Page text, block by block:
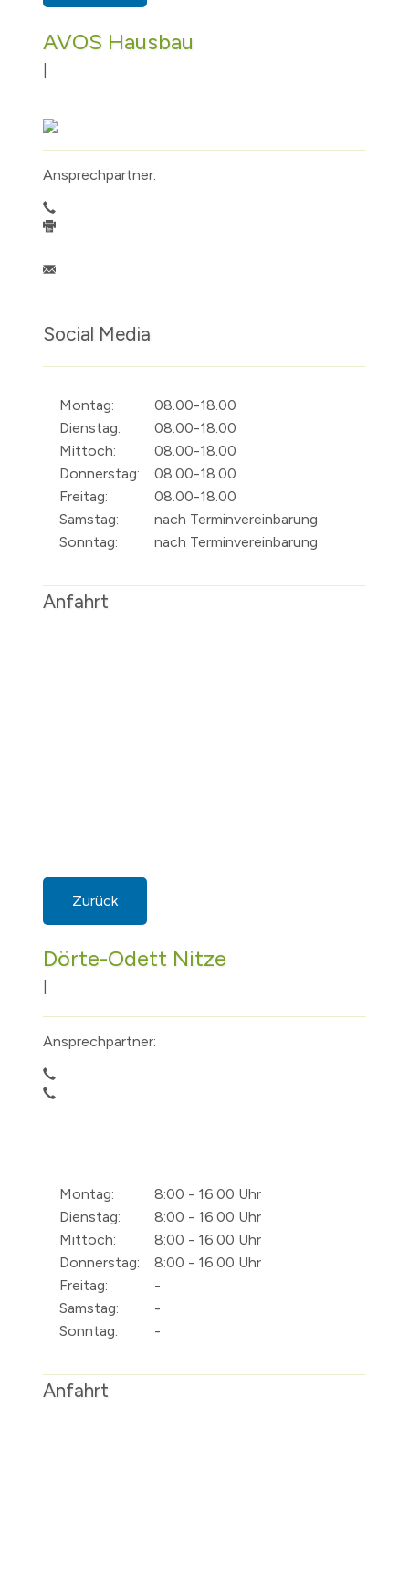
AVOS Hausbau
Ansprechpartner:
Social Media
Montag:
08.00-18.00
Dienstag:
08.00-18.00
Mittoch:
08.00-18.00
Donnerstag:
08.00-18.00
Freitag:
08.00-18.00
Samstag:
nach Terminvereinbarung
Sonntag:
nach Terminvereinbarung
Anfahrt
Zurück
Dörte-Odett Nitze
Ansprechpartner:
Montag:
8:00 - 16:00 Uhr
Dienstag:
8:00 - 16:00 Uhr
Mittoch:
8:00 - 16:00 Uhr
Donnerstag:
8:00 - 16:00 Uhr
Freitag:
-
Samstag:
-
Sonntag:
-
Anfahrt